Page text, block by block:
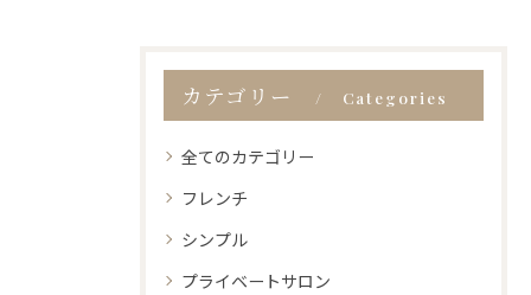
カテゴリー Categories
全てのカテゴリー
フレンチ
シンプル
プライベートサロン